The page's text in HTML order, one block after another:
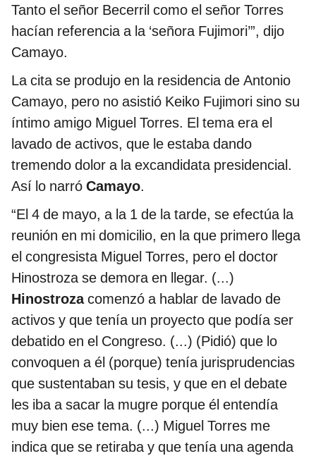
Tanto el señor Becerril como el señor Torres
hacían referencia a la ‘señora Fujimori’”, dijo
Camayo.
La cita se produjo en la residencia de Antonio
Camayo, pero no asistió Keiko Fujimori sino su
íntimo amigo Miguel Torres. El tema era el
lavado de activos, que le estaba dando
tremendo dolor a la excandidata presidencial.
Así lo narró Camayo.
“El 4 de mayo, a la 1 de la tarde, se efectúa la
reunión en mi domicilio, en la que primero llega
el congresista Miguel Torres, pero el doctor
Hinostroza se demora en llegar. (...)
Hinostrozacomenzó a hablar de lavado de
activos y que tenía un proyecto que podía ser
debatido en el Congreso. (...) (Pidió) que lo
convoquen a él (porque) tenía jurisprudencias
que sustentaban su tesis, y que en el debate
les iba a sacar la mugre porque él entendía
muy bien ese tema. (...) Miguel Torres me
indica que se retiraba y que tenía una agenda